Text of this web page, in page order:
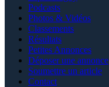
Podcasts
Photos & Vidéos
Classements
Résultats
Petites Annonces
Déposer une annonce
Soumettre un article
Contact